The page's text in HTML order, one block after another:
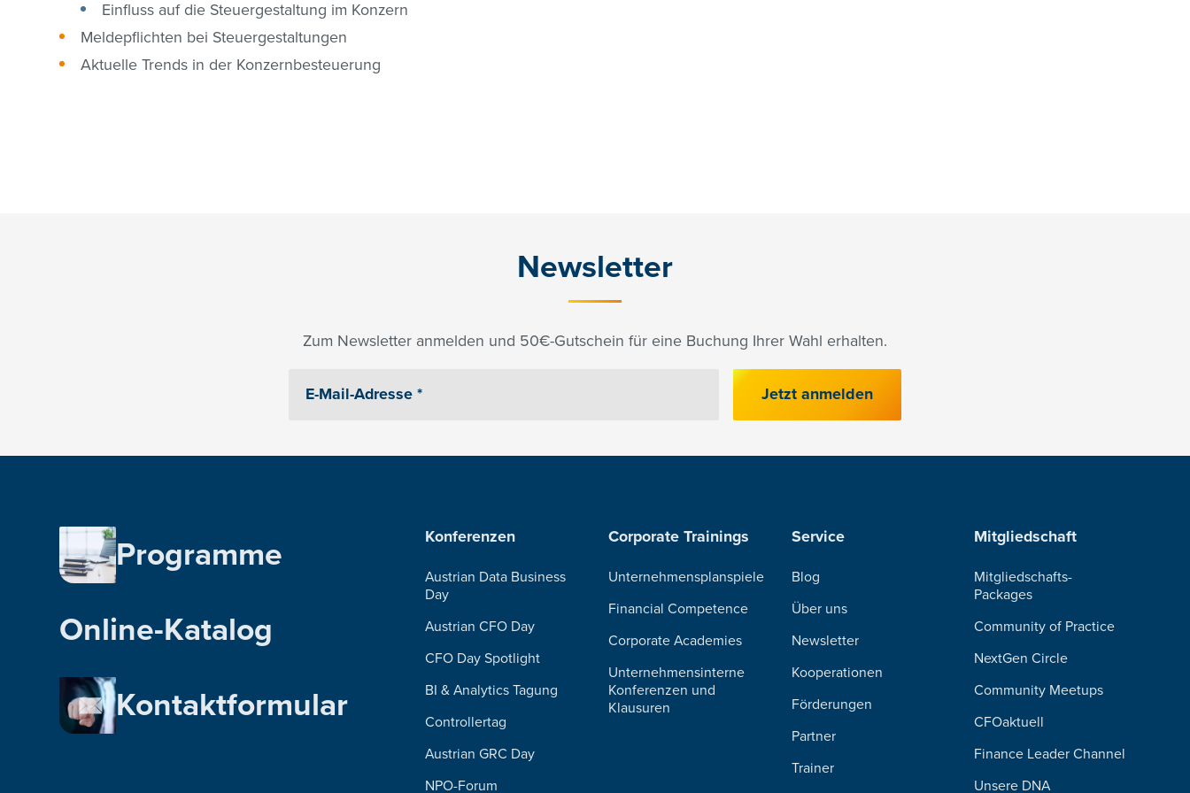
Einfluss auf die Steuergestaltung im Konzern
Meldepflichten bei Steuergestaltungen
Aktuelle Trends in der Konzernbesteuerung
Newsletter
Zum Newsletter anmelden und 50€-Gutschein für eine Buchung Ihrer Wahl erhalten.
Jetzt anmelden
Programme
Online-Katalog
Kontaktformular
Konferenzen
Austrian Data Business
Day
Austrian CFO Day
CFO Day Spotlight
BI & Analytics Tagung
Controllertag
Austrian GRC Day
NPO-Forum
Corporate Trainings
Unternehmensplanspiele
Financial Competence
Corporate Academies
Unternehmensinterne
Konferenzen und
Klausuren
Service
Blog
Über uns
Newsletter
Kooperationen
Förderungen
Partner
Trainer
Mitgliedschaft
Mitgliedschafts-
Packages
Community of Practice
NextGen Circle
Community Meetups
CFOaktuell
Finance Leader Channel
Unsere DNA